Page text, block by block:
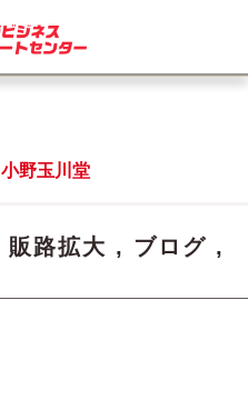
小野玉川堂
販路拡大 , ブログ ,